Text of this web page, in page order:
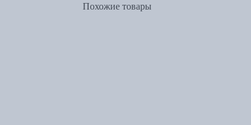
Похожие товары